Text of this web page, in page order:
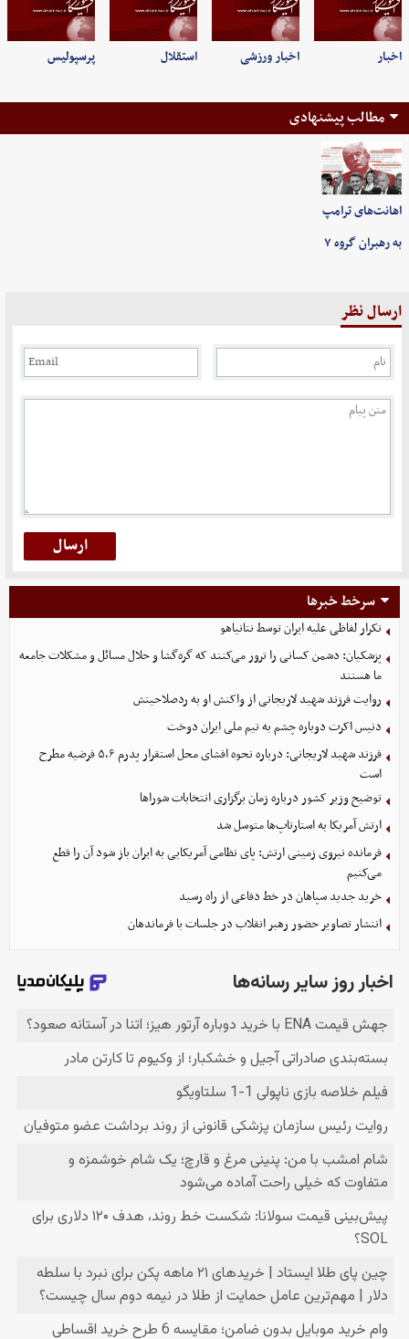
اخبار اخبار ورزشی استقلال پرسپولیس
مطالب پیشنهادی
اهانت‌های ترامپ
به رهبران گروه ۷
ارسال نظر
سرخط خبرها
تکرار لفاظی علیه ایران توسط نتانیاهو
پزشکیان: دشمن کسانی را ترور می‌کنند که گره‌گشا و حلال مسائل و مشکلات جامعه
ما هستند
روایت فرزند شهید لاریجانی از واکنش او به ردصلاحیتش
دنیس اکرت دوباره چشم به تیم ملی ایران دوخت
فرزند شهید لاریجانی: درباره نحوه افشای محل استقرار پدرم ۵،۶ فرضیه مطرح
است
توضیح وزیر کشور درباره زمان برگزاری انتخابات شوراها
ارتش آمریکا به استارتاپ‌ها متوسل شد
فرمانده نیروی زمینی ارتش: پای نظامی آمریکایی به ایران باز شود آن را قطع
می‌کنیم
خرید جدید سپاهان در خط دفاعی از راه رسید
انتشار تصاویر حضور رهبر انقلاب در جلسات با فرماندهان